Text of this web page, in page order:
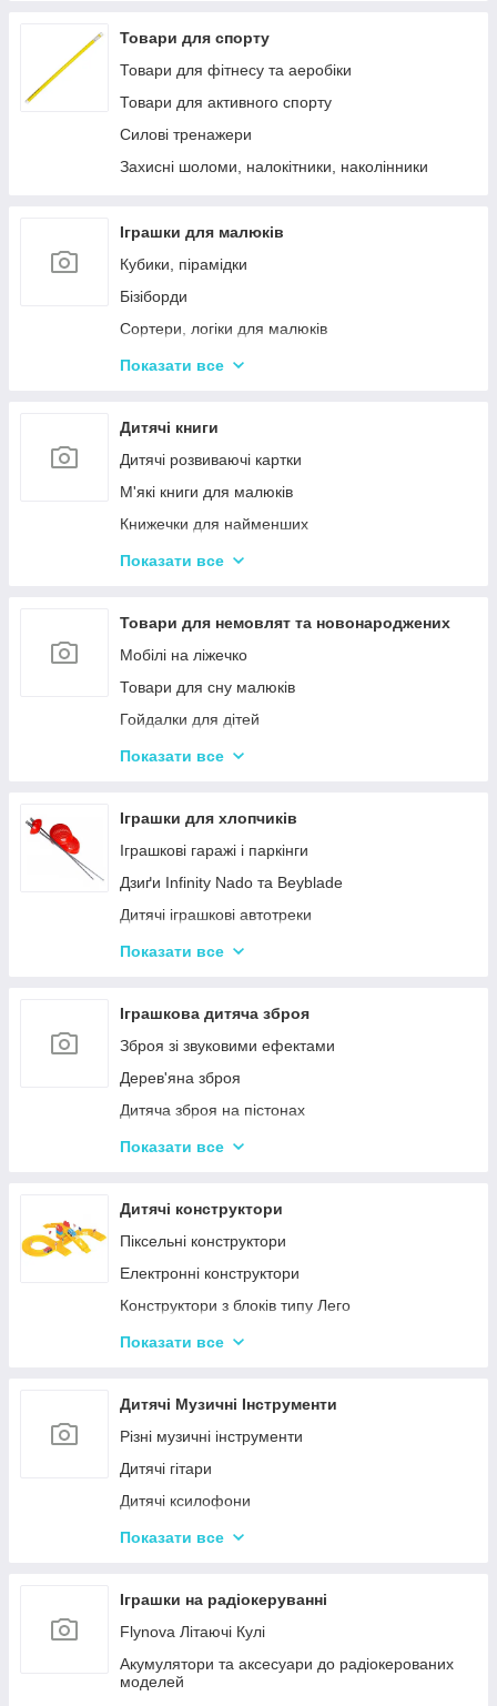
Товари для спорту
Товари для фітнесу та аеробіки
Товари для активного спорту
Силові тренажери
Захисні шоломи, налокітники, наколінники
Іграшки для малюків
Кубики, пірамідки
Бізіборди
Сортери, логіки для малюків
Іграшки з музичними ефектами
Машинки іграшкові для дітей
Дитяче кермо
Іграшка Неваляшка
Каталки з ручкою і на мотузочці
Розвиваючі килимки
Магнітна риболовля для дітей
Стрибуни для дітей
Показати все
Дитячі книги
Дитячі розвиваючі картки
М'які книги для малюків
Книжечки для найменших
Книги з наклейками
Книги для дітей початкових класів
Книги для підлітків
Енциклопедії для дітей
Показати все
Товари для немовлят та новонароджених
Мобілі на ліжечко
Товари для сну малюків
Гойдалки для дітей
Дитячі горщики
Розвиваючі килимки для немовлят
Нічні світильники для немовлят
Дитячий посуд
Дитяча гігієна та догляд
Дитяча безпека
Показати все
Іграшки для хлопчиків
Іграшкові гаражі і паркінги
Дзиґи Infinity Nado та Beyblade
Дитячі іграшкові автотреки
Іграшкова залізниця та потяги
Дитячий іграшковий інструмент
Іграшкові роботи-трансформери
Ігрові рольові набори для хлопчиків
Показати все
Іграшкова дитяча зброя
Зброя зі звуковими ефектами
Дерев'яна зброя
Дитяча зброя на пістонах
Дитячі водяні пістолети, автомати
Дитячі іграшкові луки, стріли, арбалети
Іграшкові пістолети
Дитячі пістолети, гвинтівки з м'якими кулями
Показати все
Дитячі конструктори
Піксельні конструктори
Електронні конструктори
Конструктори з блоків типу Лего
Конструктор для малюків з великими деталями
Тривимірні пазли-конструктори
Металеві конструктори
Показати все
Дитячі Музичні Інструменти
Різні музичні інструменти
Дитячі гітари
Дитячі ксилофони
Дитячі Синтезатори та Піаніно
Показати все
Іграшки на радіокеруванні
Flynova Літаючі Кулі
Акумулятори та аксесуари до радіокерованих
моделей